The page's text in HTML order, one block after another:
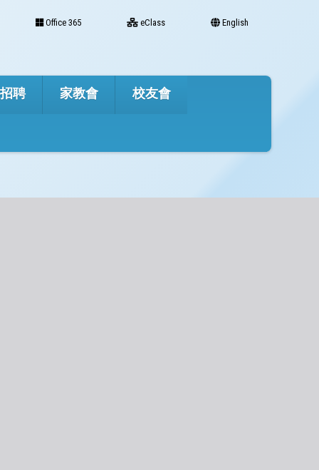
Office 365 eClass English
聘 家教會 校友會